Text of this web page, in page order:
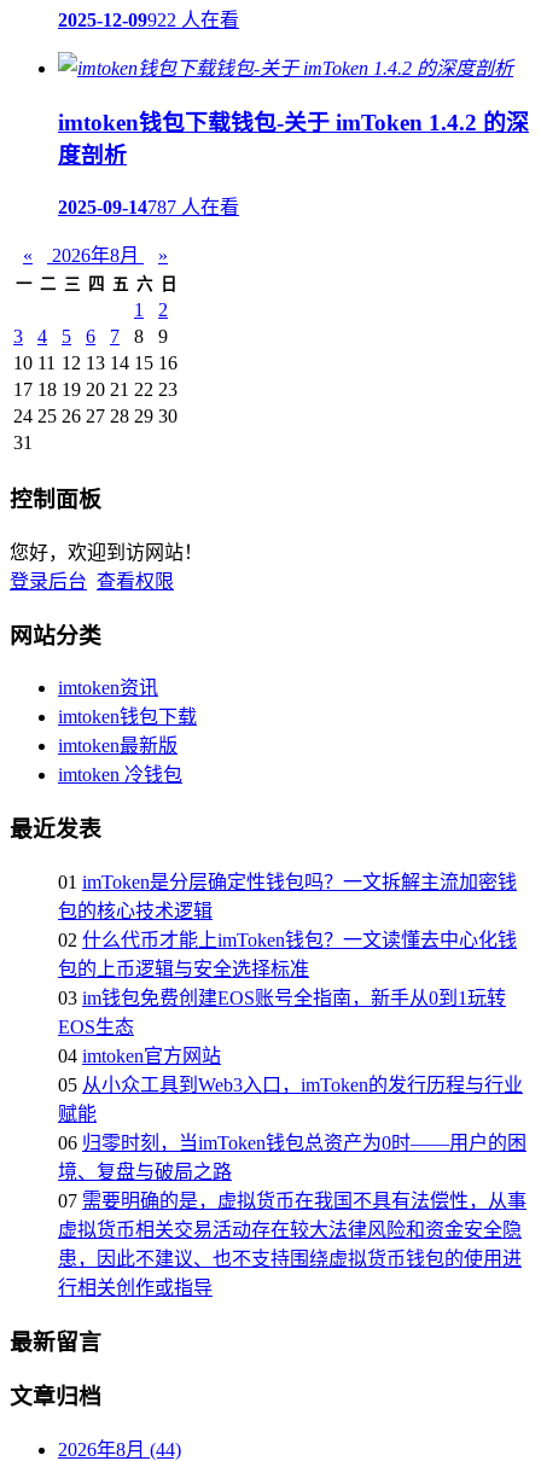
2025-12-09922 人在看
imtoken钱包下载钱包-关于 imToken 1.4.2 的深
度剖析
2025-09-14787 人在看
« 2026年8月 »
一 二 三 四 五 六 日
1
2
3
4 5 6 7 8
9
10 11 12 13 14 15 16
17 18 19 20 21 22 23
24 25 26 27 28 29 30
31
控制面板
您好，欢迎到访网站！
登录后台 查看权限
网站分类
imtoken资讯
imtoken钱包下载
imtoken最新版
imtoken 冷钱包
最近发表
01 imToken是分层确定性钱包吗？一文拆解主流加密钱
包的核心技术逻辑
02 什么代币才能上imToken钱包？一文读懂去中心化钱
包的上币逻辑与安全选择标准
03 im钱包免费创建EOS账号全指南，新手从0到1玩转
EOS生态
04 imtoken官方网站
05 从小众工具到Web3入口，imToken的发行历程与行业
赋能
06 归零时刻，当imToken钱包总资产为0时——用户的困
境、复盘与破局之路
07 需要明确的是，虚拟货币在我国不具有法偿性，从事
虚拟货币相关交易活动存在较大法律风险和资金安全隐
患，因此不建议、也不支持围绕虚拟货币钱包的使用进
行相关创作或指导
最新留言
文章归档
2026年8月 (44)